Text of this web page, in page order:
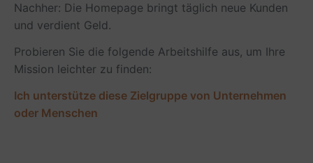
Nachher: Die Homepage bringt täglich neue Kunden
und verdient Geld.
Probieren Sie die folgende Arbeitshilfe aus, um Ihre
Mission leichter zu finden:
Ich unterstütze diese Zielgruppe von Unternehmen
oder Menschen